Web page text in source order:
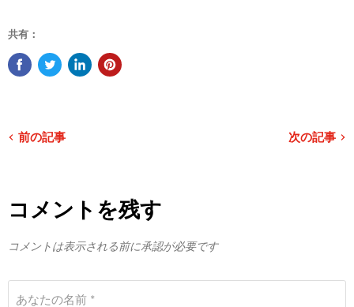
共有：
前の記事 次の記事
コメントを残す
コメントは表示される前に承認が必要です
あなたの名前 *